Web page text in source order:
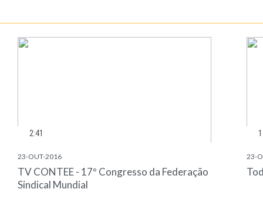
2:41
23-OUT-2016
TV CONTEE - 17º Congresso da Federação
Sindical Mundial
23-